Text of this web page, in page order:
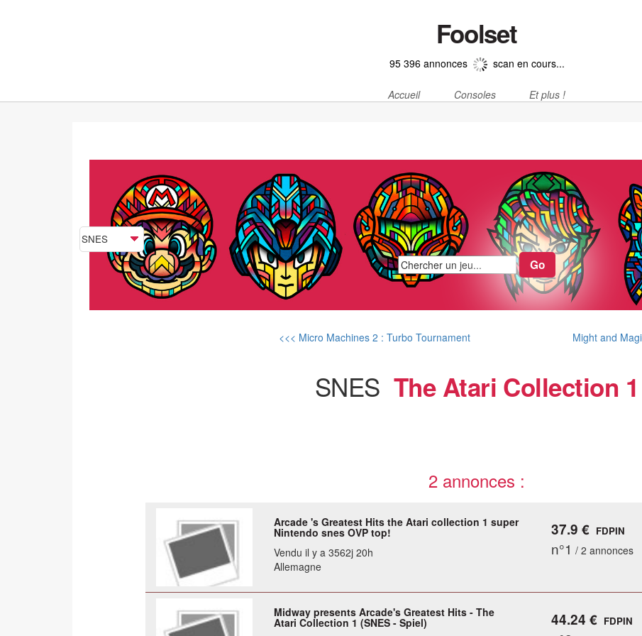
Foolset
95 396 annonces scan en cours...
Accueil Consoles Et plus !
<<< Micro Machines 2 : Turbo Tournament Might and
SNES The Atari Collection 1
2 annonces :
Arcade 's Greatest Hits the Atari collection 1 super
Nintendo snes OVP top!
Vendu il y a 3562j 20h
Allemagne
37.9 € FDPIN
n°1 / 2 annonces
Midway presents Arcade's Greatest Hits - The
Atari Collection 1 (SNES - Spiel)
44.24 € FDPIN